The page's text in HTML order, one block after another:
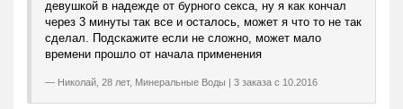
девушкой в надежде от бурного секса, ну я как кончал
через 3 минуты так все и осталось, может я что то не так
сделал. Подскажите если не сложно, может мало
времени прошло от начала применения
Николай, 28 лет, Минеральные Воды | 3 заказа с 10.2016